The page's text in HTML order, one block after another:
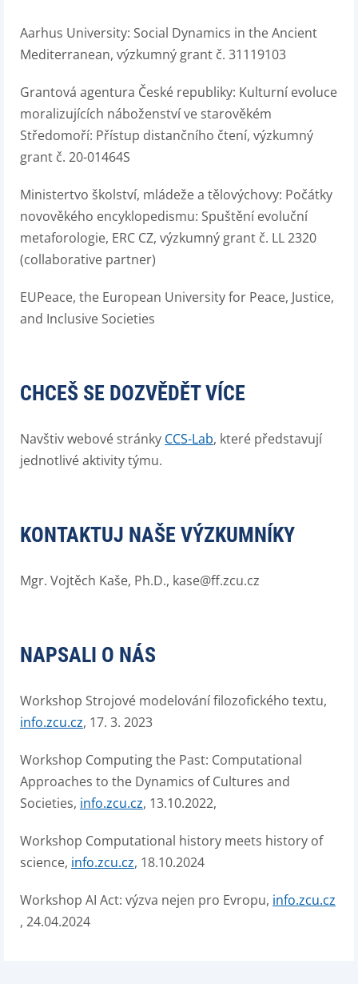
Aarhus University: Social Dynamics in the Ancient
Mediterranean, výzkumný grant č. 31119103
Grantová agentura České republiky: Kulturní evoluce
moralizujících náboženství ve starověkém
Středomoří: Přístup distančního čtení, výzkumný
grant č. 20-01464S
Ministertvo školství, mládeže a tělovýchovy: Počátky
novověkého encyklopedismu: Spuštění evoluční
metaforologie, ERC CZ, výzkumný grant č. LL 2320
(collaborative partner)
EUPeace, the European University for Peace, Justice,
and Inclusive Societies
CHCEŠ SE DOZVĚDĚT VÍCE
Navštiv webové stránky CCS-Lab, které představují
jednotlivé aktivity týmu.
KONTAKTUJ NAŠE VÝZKUMNÍKY
Mgr. Vojtěch Kaše, Ph.D., kase@ff.zcu.cz
NAPSALI O NÁS
Workshop Strojové modelování filozofického textu,
info.zcu.cz, 17. 3. 2023
Workshop Computing the Past: Computational
Approaches to the Dynamics of Cultures and
Societies, info.zcu.cz, 13.10.2022,
Workshop Computational history meets history of
science, info.zcu.cz, 18.10.2024
Workshop AI Act: výzva nejen pro Evropu, info.zcu.cz
, 24.04.2024